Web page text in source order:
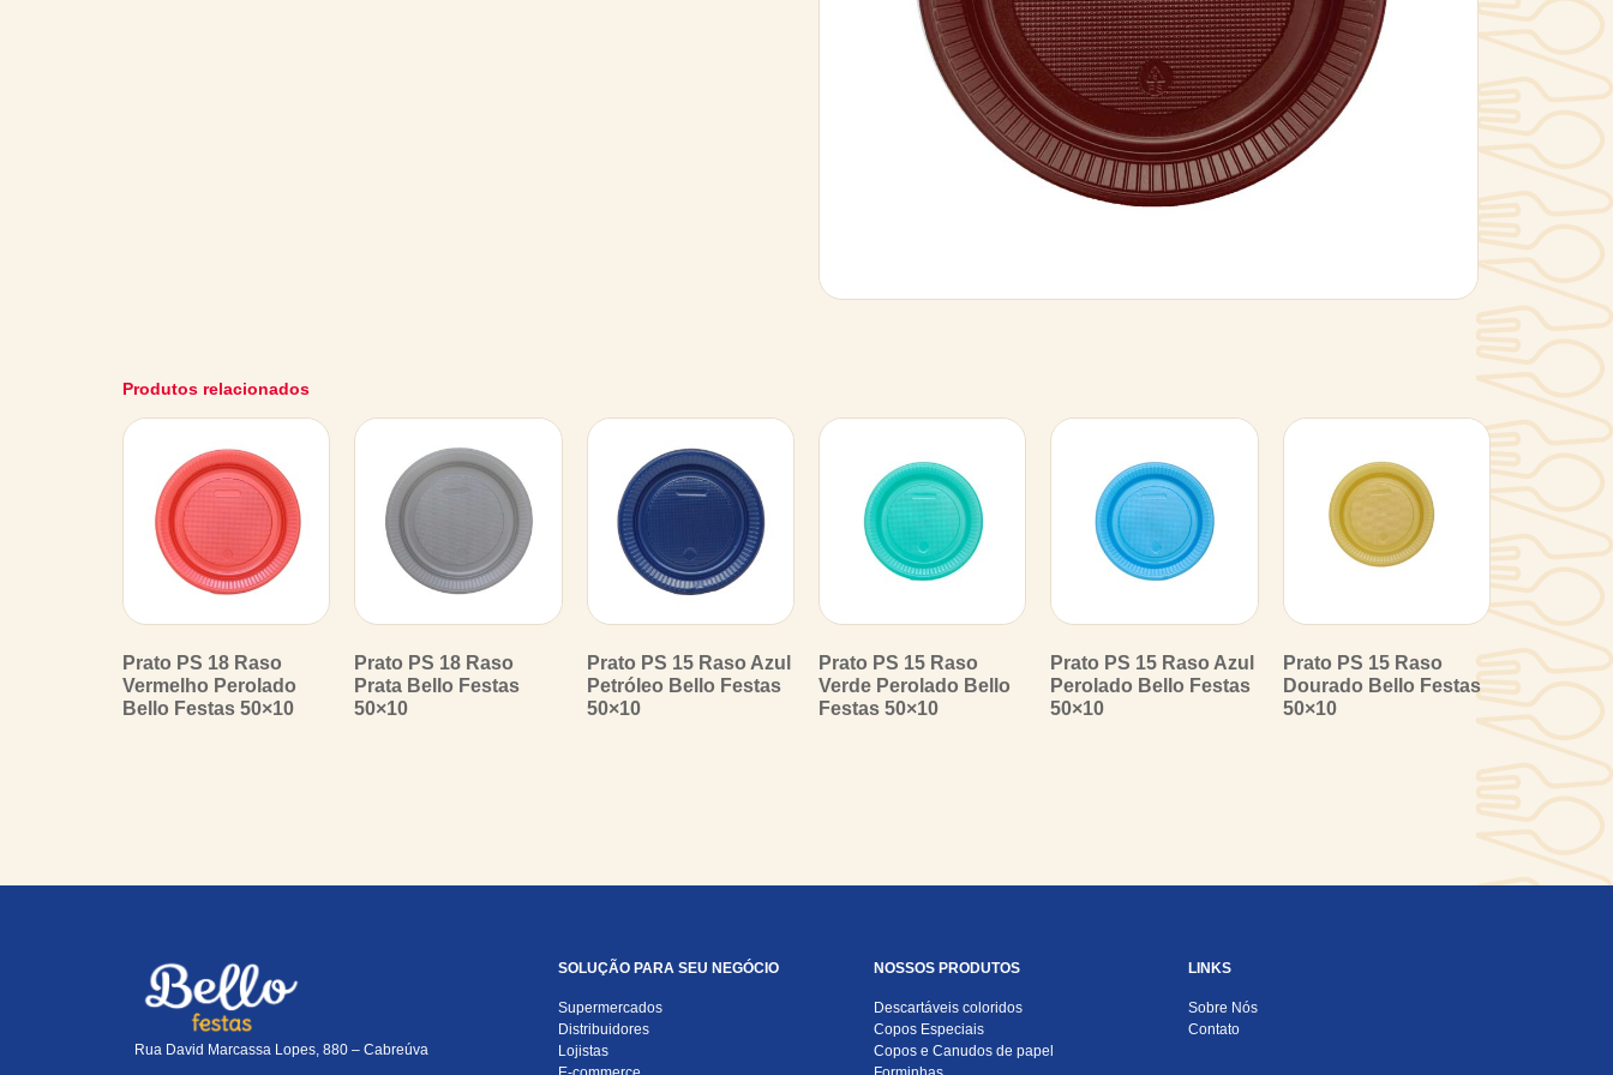
Produtos relacionados
Prato PS 18 Raso
Vermelho Perolado
Bello Festas 50×10
Prato PS 18 Raso
Prata Bello Festas
50×10
Prato PS 15 Raso Azul
Petróleo Bello Festas
50×10
Prato PS 15 Raso
Verde Perolado Bello
Festas 50×10
Prato PS 15 Raso Azul
Perolado Bello Festas
50×10
Prato PS 15 Raso
Dourado Bello Festas
50×10
Rua David Marcassa Lopes, 880 – Cabreúva
SOLUÇÃO PARA SEU NEGÓCIO
Supermercados
Distribuidores
Lojistas
NOSSOS PRODUTOS
Descartáveis coloridos
Copos Especiais
Copos e Canudos de papel
LINKS
Sobre Nós
Contato